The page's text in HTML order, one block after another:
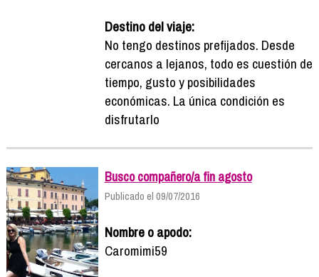
Destino del viaje:
No tengo destinos prefijados. Desde
cercanos a lejanos, todo es cuestión de
tiempo, gusto y posibilidades
económicas. La única condición es
disfrutarlo
Busco compañero/a fin agosto
Publicado el 09/07/2016
Nombre o apodo:
Caromimi59